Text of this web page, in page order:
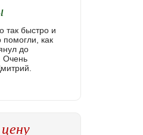
так быстро и
помогли, как
до
Очень